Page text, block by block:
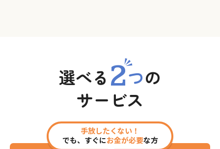
選べる 2つの
サービス
手放したくない！
でも、すぐにお金が必要な方